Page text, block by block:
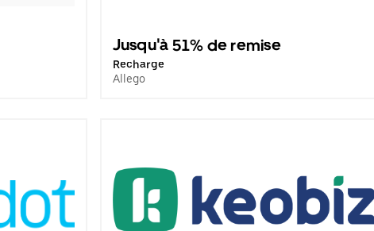
Jusqu'à 51% de remise
Recharge
Allego